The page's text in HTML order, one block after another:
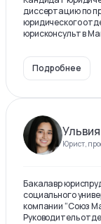
диссертацию по
юридического
юрисконсульт в
Подробнее
Юрист,
Бакалавр
социального
компании “Союз
Руководитель